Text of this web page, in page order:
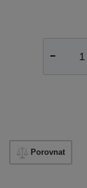
Porovnat